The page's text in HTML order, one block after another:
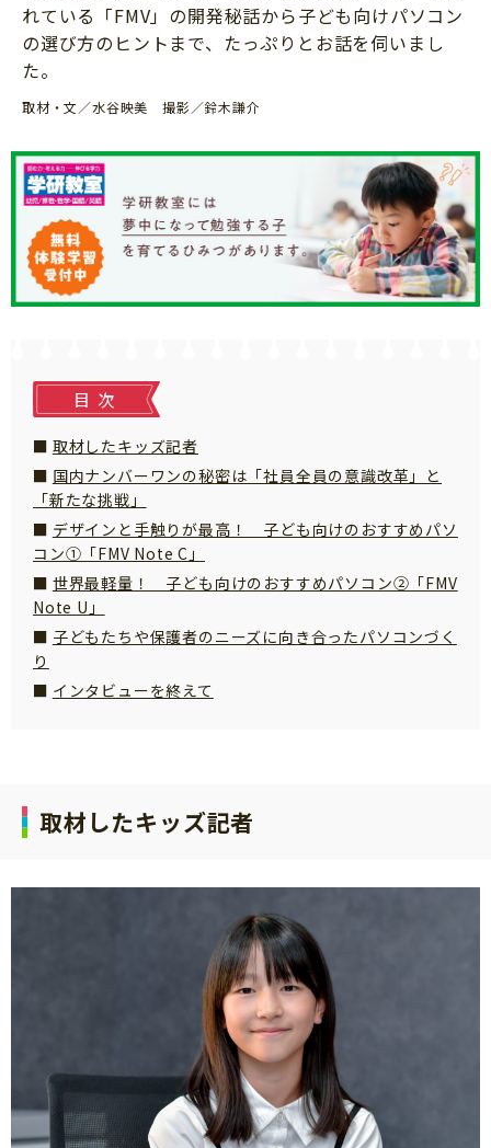
「こそだてまっぷ」とは
サイトのご利⽤にあたって
個⼈情報について
れている「FMV」の開発秘話から子ども向けパソコン
の選び方のヒントまで、たっぷりとお話を伺いまし
た。
取材・文／水谷映美 撮影／鈴木謙介
目次
取材したキッズ記者
国内ナンバーワンの秘密は「社員全員の意識改革」と
「新たな挑戦」
デザインと手触りが最高！ 子ども向けのおすすめパソ
コン①「FMV Note C」
世界最軽量！ 子ども向けのおすすめパソコン②「FMV
Note U」
子どもたちや保護者のニーズに向き合ったパソコンづく
り
インタビューを終えて
取材したキッズ記者